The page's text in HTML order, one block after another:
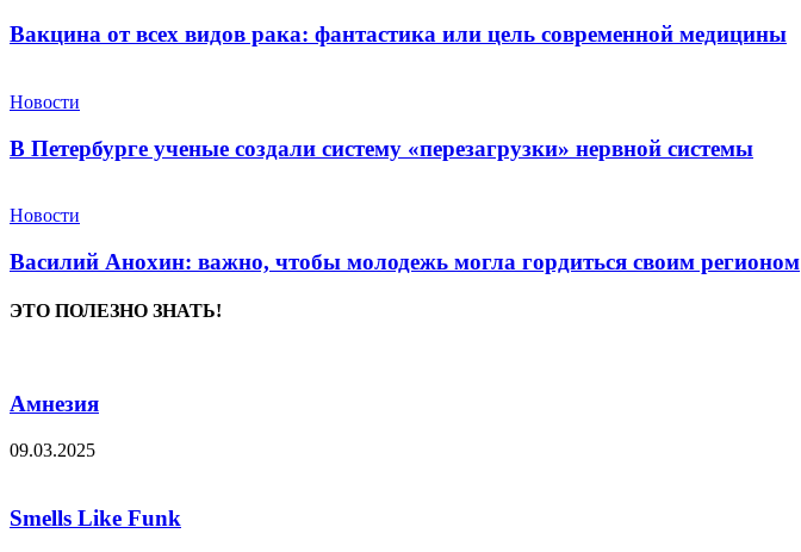
Вакцина от всех видов рака: фантастика или цель современной медицины
Новости
В Петербурге ученые создали систему «перезагрузки» нервной системы
Новости
Василий Анохин: важно, чтобы молодежь могла гордиться своим регионом
ЭТО ПОЛЕЗНО ЗНАТЬ!
Амнезия
09.03.2025
Smells Like Funk